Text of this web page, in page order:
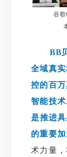
谷
BB贝
全域真
控的百
智能技
是推进
的重要
术力量